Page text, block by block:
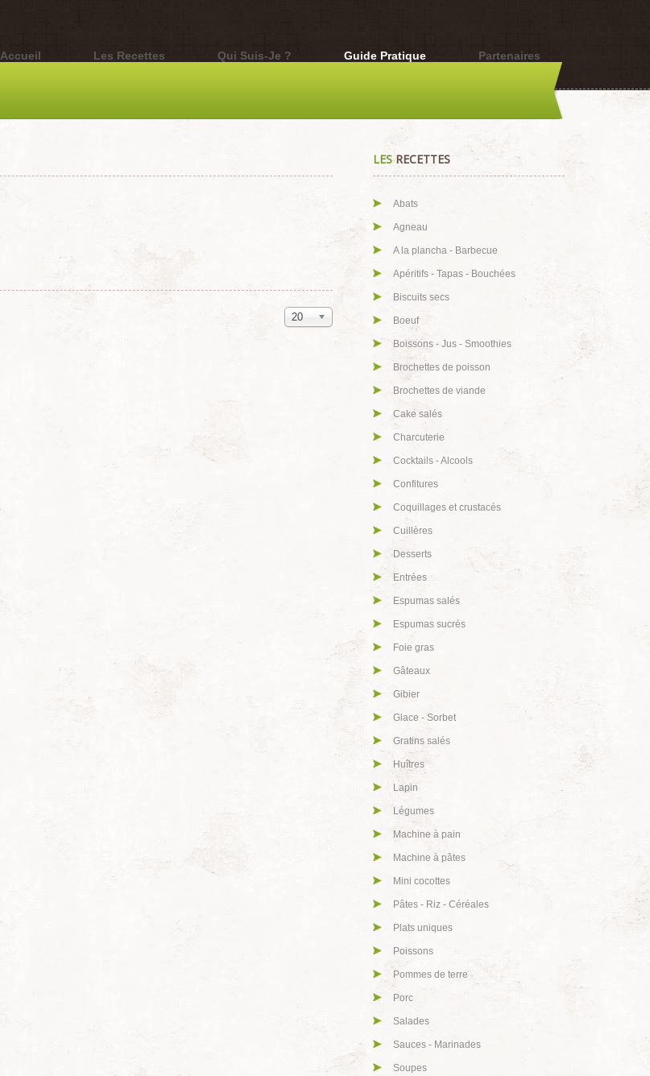
Accueil Les Recettes Qui Suis-Je ? Guide Pratique Partenaires
20
LESRECETTES
Abats
Agneau
A la plancha - Barbecue
Apéritifs - Tapas - Bouchées
Biscuits secs
Boeuf
Boissons - Jus - Smoothies
Brochettes de poisson
Brochettes de viande
Cake salés
Charcuterie
Cocktails - Alcools
Confitures
Coquillages et crustacés
Cuillères
Desserts
Entrées
Espumas salés
Espumas sucrés
Foie gras
Gâteaux
Gibier
Glace - Sorbet
Gratins salés
Huîtres
Lapin
Légumes
Machine à pain
Machine à pâtes
Mini cocottes
Pâtes - Riz - Céréales
Plats uniques
Poissons
Pommes de terre
Porc
Salades
Sauces - Marinades
Soupes